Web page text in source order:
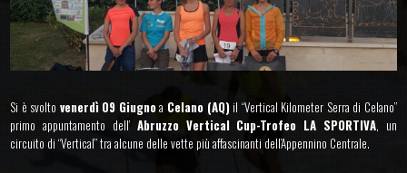
Si è svolto venerdì 09 Giugnoa Celano (AQ)il “Vertical Kilometer Serra di Celano”
primo appuntamento dell’Abruzzo Vertical Cup-Trofeo LA SPORTIVA, un
circuito di “Vertical” tra alcune delle vette più affascinanti dell’Appennino Centrale.